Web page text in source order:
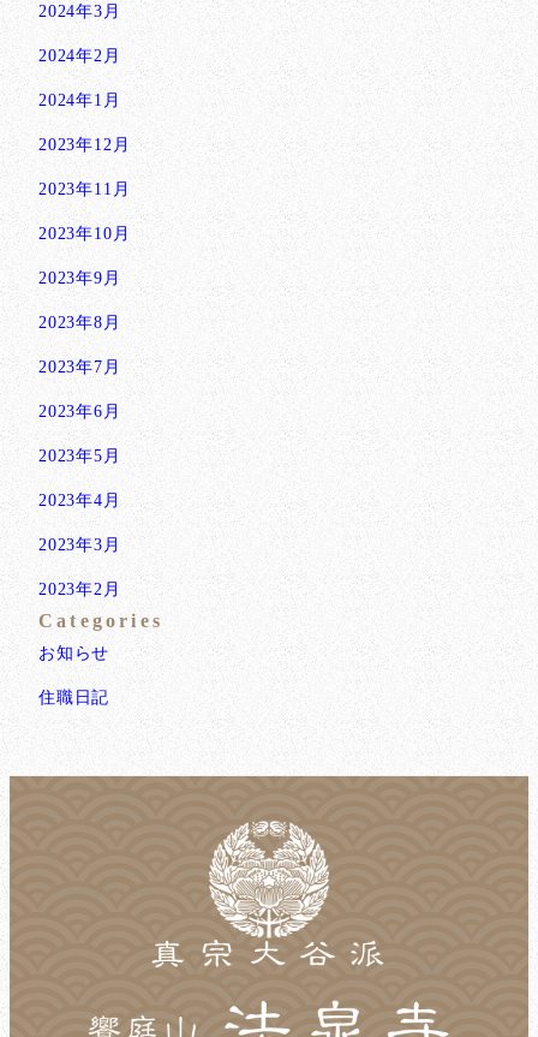
2024年3月
2024年2月
2024年1月
2023年12月
2023年11月
2023年10月
2023年9月
2023年8月
2023年7月
2023年6月
2023年5月
2023年4月
2023年3月
2023年2月
Categories
お知らせ
住職日記